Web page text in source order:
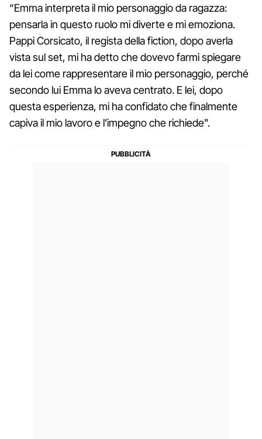
“Emma interpreta il mio personaggio da ragazza:
pensarla in questo ruolo mi diverte e mi emoziona.
Pappi Corsicato, il regista della fiction, dopo averla
vista sul set, mi ha detto che dovevo farmi spiegare
da lei come rappresentare il mio personaggio, perché
secondo lui Emma lo aveva centrato. E lei, dopo
questa esperienza, mi ha confidato che finalmente
capiva il mio lavoro e l’impegno che richiede".